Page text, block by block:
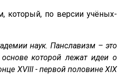
который, по версии учёных-
наук. Панславизм – это
основе которой лежат идеи о
XVIII - первой половине XIX